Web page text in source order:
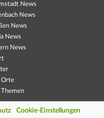
News
News
News
News
News
Orte
Cookie-Einstellungen